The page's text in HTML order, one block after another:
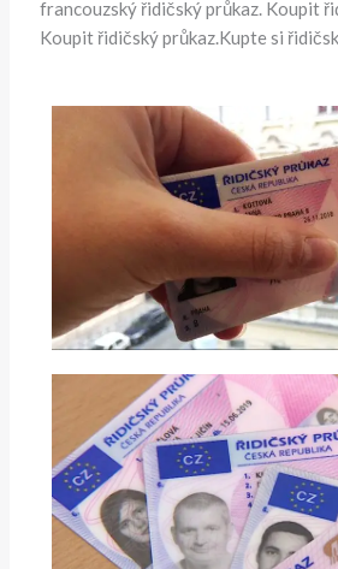
francouzský řidičský průkaz. Koupit
Koupit řidičský průkaz.Kupte si